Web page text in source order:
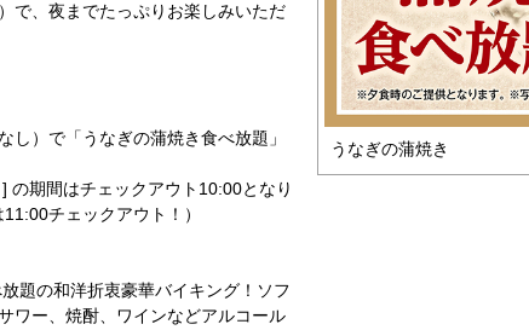
で、夜までたっぷりお楽しみいただ
）で「うなぎの蒲焼き食べ放題」
期間はチェックアウト10:00となり
チェックアウト！）
題の和洋折衷豪華バイキング！ソフ
ワー、焼酎、ワインなどアルコール
うなぎの蒲焼き